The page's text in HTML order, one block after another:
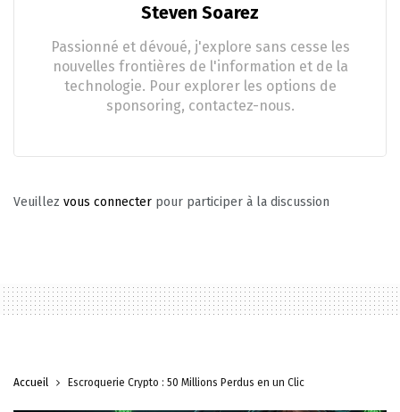
Steven Soarez
Passionné et dévoué, j'explore sans cesse les
nouvelles frontières de l'information et de la
technologie. Pour explorer les options de
sponsoring, contactez-nous.
Veuillez vous connecter pour participer à la discussion
Accueil Escroquerie Crypto : 50 Millions Perdus en un Clic